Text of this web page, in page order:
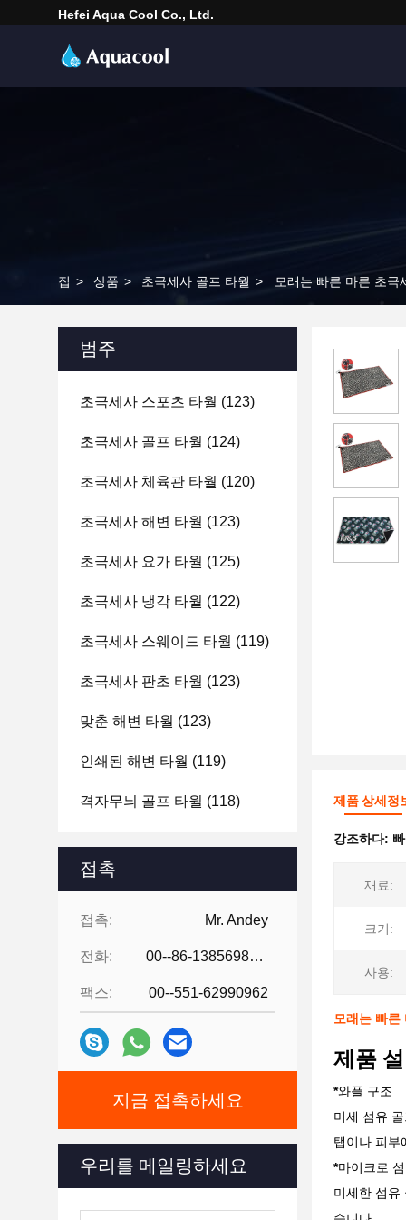
Hefei Aqua Cool Co., Ltd.
집 > 상품 > 초극세사 골프 타월 > 모래는 빠른 마른 초
범주
초극세사 스포츠 타월 (123)
초극세사 골프 타월 (124)
초극세사 체육관 타월 (120)
초극세사 해변 타월 (123)
초극세사 요가 타월 (125)
초극세사 냉각 타월 (122)
초극세사 스웨이드 타월 (119)
초극세사 판초 타월 (123)
맞춘 해변 타월 (123)
인쇄된 해변 타월 (119)
격자무늬 골프 타월 (118)
접촉
접촉: Mr. Andey
전화: 00--86-13856986218
팩스: 00--551-62990962
지금 접촉하세요
우리를 메일링하세요
제품 상세정
강조하다:
재료:
크기:
사용:
모래는 빠른
제품
*와플 구조
미세 섬유
탭이나 피부
*마이크로
미세한 섬유